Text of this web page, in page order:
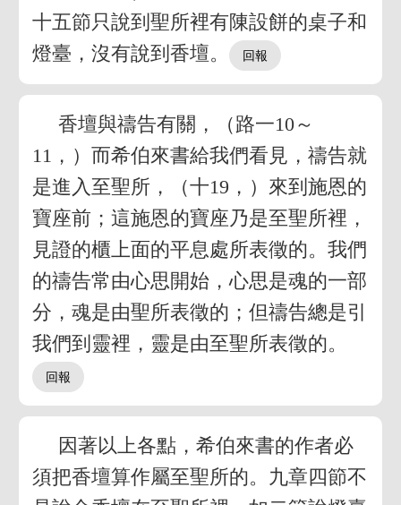
十五節只說到聖所裡有陳設餅的桌子和
燈臺，沒有說到香壇。
香壇與禱告有關，（路一10～
11，）而希伯來書給我們看見，禱告就
是進入至聖所，（十19，）來到施恩的
寶座前；這施恩的寶座乃是至聖所裡，
見證的櫃上面的平息處所表徵的。我們
的禱告常由心思開始，心思是魂的一部
分，魂是由聖所表徵的；但禱告總是引
我們到靈裡，靈是由至聖所表徵的。
因著以上各點，希伯來書的作者必
須把香壇算作屬至聖所的。九章四節不